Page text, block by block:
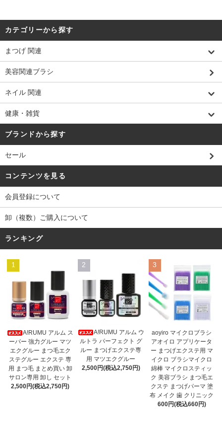
カテゴリーから探す
まつげ 関連
美容関連ブラシ
ネイル 関連
健康・雑貨
ブランドから探す
セール
コンテンツを見る
会員登録について
卸（複数）ご購入について
ランキング
1
A!RUMU アルム ス
ーパー 強力グルー マツ
エクグルー まつ毛エク
ステグルー エクステ 専
用 まつ毛 まとめ買い 卸
サロン専用 卸し セット
2,500円(税込2,750円)
2
A!RUMU アルム ウ
ルトラ パーフェクト グ
ルー まつげエクステ専
用 マツエクグルー
2,500円(税込2,750円)
3
aoyiro マイクロブラシ
アオイロ アプリケータ
ー まつげエクステ用 マ
イクロ ブラシマイクロ
綿棒 マイクロスティッ
ク 美容ブラシ まつ毛エ
クステ まつげパーマ 塗
布 メイク 歯 クリニック
600円(税込660円)